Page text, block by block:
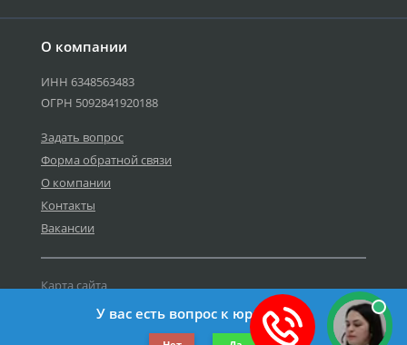
О компании
ИНН 6348563483
ОГРН 5092841920188
Задать вопрос
Форма обратной связи
О компании
Контакты
Вакансии
©2019-2026 Все права защищены.
Карта сайта
Политика персональных данных
У вас есть вопрос к юристу?